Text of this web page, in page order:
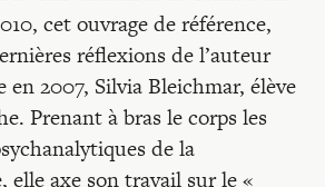
cet ouvrage de référence,
réflexions de l’auteur
en 2007, Silvia Bleichmar, élève
Prenant à bras le corps les
de la
elle axe son travail sur le «